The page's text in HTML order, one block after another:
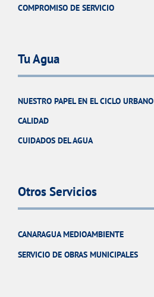
COMPROMISO DE SERVICIO
Tu Agua
NUESTRO PAPEL EN EL CICLO URBANO
CALIDAD
CUIDADOS DEL AGUA
Otros Servicios
CANARAGUA MEDIOAMBIENTE
SERVICIO DE OBRAS MUNICIPALES